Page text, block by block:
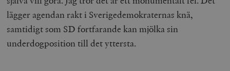
lägger agendan rakt i Sverigedemokraternas knä,
samtidigt som SD fortfarande kan mjölka sin
underdogposition till det yttersta.